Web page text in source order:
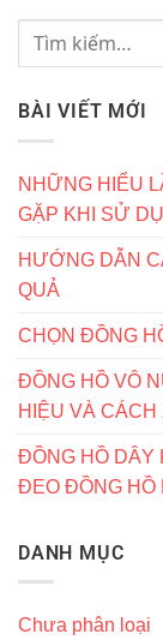
BÀI VIẾT MỚI
NHỮNG HIỂU
GẶP KHI SỬ
HƯỚNG DẪN
QUẢ
CHỌN ĐỒNG
ĐỒNG HỒ VÔ
HIỆU VÀ CÁCH
ĐỒNG HỒ DÂY
ĐEO ĐỒNG HỒ
DANH MỤC
Chưa phân loại